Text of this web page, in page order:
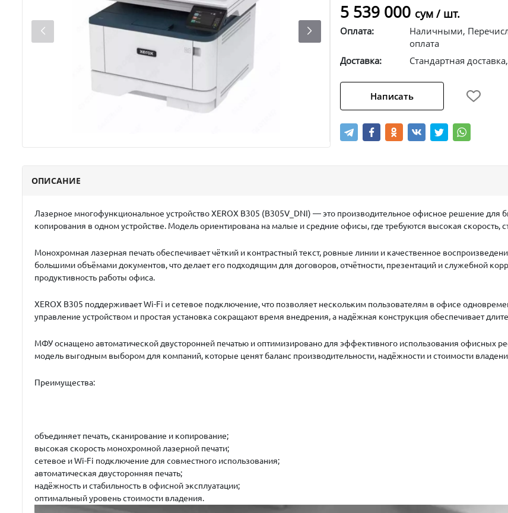
5 539 000 сум / шт.
Оплата:
Наличными,
оплата
Доставка:
Стандартная
Написать
ОПИСАНИЕ
Лазерное многофункциональное устройствоXEROX B305 (B305V_DNI) — это производительное офисное решение для
копирования в одном устройстве. Модель ориентирована на малые и средние офисы, где требуются высокая скорость,
Монохромная лазерная печать обеспечивает чёткий и контрастный текст, ровные линии и качественное
большими объёмами документов, что делает его подходящим для договоров, отчётности, презентаций и служебной
продуктивность работы офиса.
XEROX B305 поддерживает Wi-Fi и сетевое подключение, что позволяет нескольким пользователям в офисе
управление устройством и простая установка сокращают время внедрения, а надёжная конструкция обеспечивает
МФУ оснащено автоматической двусторонней печатью и оптимизировано для эффективного использования офисных
модель выгодным выбором для компаний, которые ценят баланс производительности, надёжности и стоимости
Преимущества:
объединяет печать, сканирование и копирование;
высокая скорость монохромной лазерной печати;
сетевое и Wi-Fi подключение для совместного использования;
автоматическая двусторонняя печать;
надёжность и стабильность в офисной эксплуатации;
оптимальный уровень стоимости владения.